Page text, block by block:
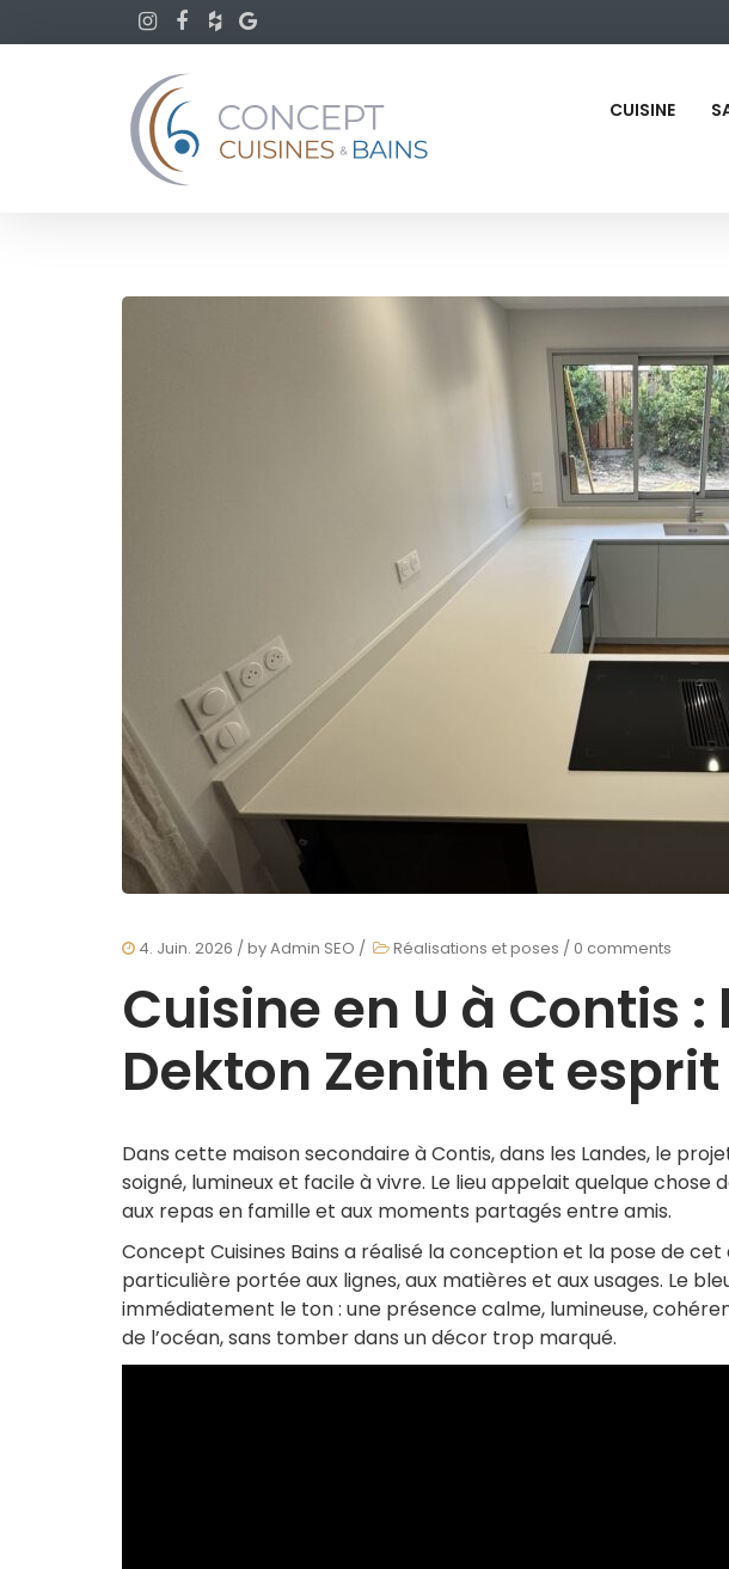
CUISINE
4. Juin. 2026 / byAdmin SEO / Réalisations et poses / 0 comments
Cuisine en U à Contis
Dekton Zenith et
Dans cette maison secondaire à Contis, dans les Landes, le
soigné, lumineux et facile à vivre. Le lieu appelait quelque chose
aux repas en famille et aux moments partagés entre amis.
Concept Cuisines Bains a réalisé la conception et la pose de
particulière portée aux lignes, aux matières et aux usages. Le
immédiatement le ton : une présence calme, lumineuse,
de l’océan, sans tomber dans un décor trop marqué.